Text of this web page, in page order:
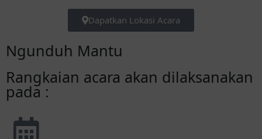
Dapatkan Lokasi Acara
Ngunduh Mantu
Rangkaian acara akan dilaksanakan
pada :